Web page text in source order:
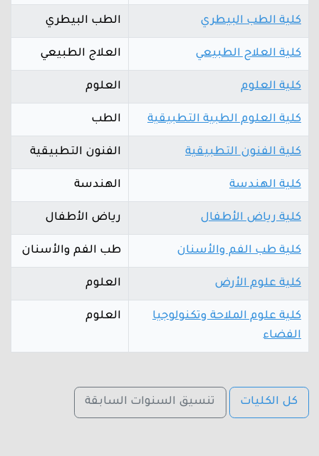
كلية الطب البيطري الطب البيطري
كلية العلاج الطبيعي العلاج الطبيعي
كلية العلوم العلوم
كلية العلوم الطبية التطبيقية الطب
كلية الفنون التطبيقية الفنون التطبيقية
كلية الهندسة الهندسة
كلية رياض الأطفال رياض الأطفال
كلية طب الفم والأسنان طب الفم والأسنان
كلية علوم الأرض العلوم
كلية علوم الملاحة وتكنولوجيا
الفضاء
العلوم
كل الكليات تنسيق السنوات السابقة